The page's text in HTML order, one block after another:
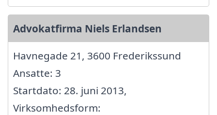
Advokatfirma Niels Erlandsen
Havnegade 21, 3600 Frederikssund
Ansatte: 3
Startdato: 28. juni 2013,
Virksomhedsform: